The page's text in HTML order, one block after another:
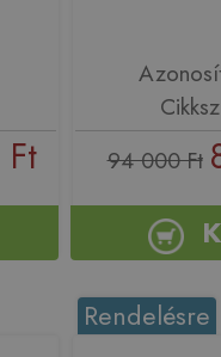
94 000 Ft
Rendelésre